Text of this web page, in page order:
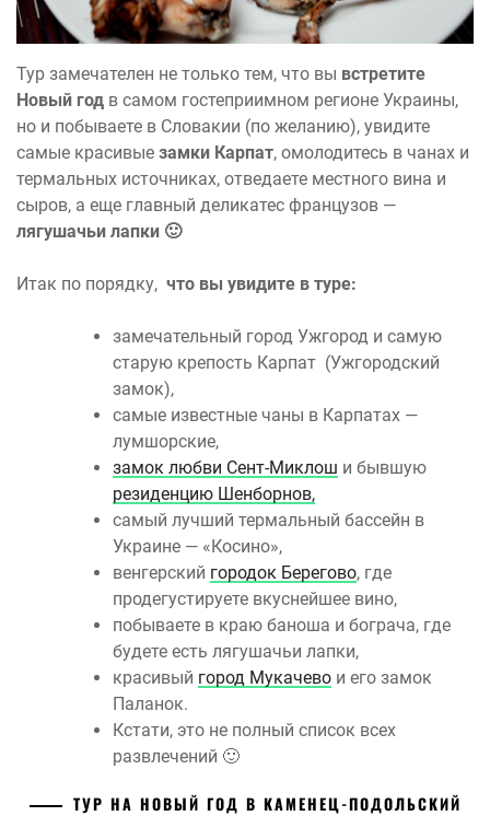
Тур замечателен не только тем, что вы встретите
Новый год в самом гостеприимном регионе Украины,
но и побываете в Словакии (по желанию), увидите
самые красивые замки Карпат, омолодитесь в чанах и
термальных источниках, отведаете местного вина и
сыров, а еще главный деликатес французов —
лягушачьи лапки 🙂
Итак по порядку, что вы увидите в туре:
замечательный город Ужгород и самую
старую крепость Карпат (Ужгородский
замок),
самые известные чаны в Карпатах —
лумшорские,
замок любви Сент-Миклош и бывшую
резиденцию Шенборнов,
самый лучший термальный бассейн в
Украине — «Косино»,
венгерский городок Берегово, где
продегустируете вкуснейшее вино,
побываете в краю баноша и бограча, где
будете есть лягушачьи лапки,
красивый город Мукачево и его замок
Паланок.
Кстати, это не полный список всех
развлечений 🙂
ТУР НА НОВЫЙ ГОД В КАМЕНЕЦ-ПОДОЛЬСКИЙ